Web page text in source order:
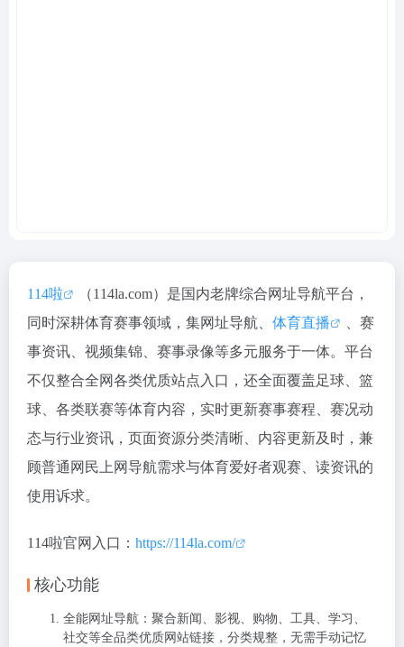
114啦
（114la.com）是国内老牌综合网址导航平台，
同时深耕体育赛事领域，集网址导航、 体育直播
、赛
事资讯、视频集锦、赛事录像等多元服务于一体。平台
不仅整合全网各类优质站点入口，还全面覆盖足球、篮
球、各类联赛等体育内容，实时更新赛事赛程、赛况动
态与行业资讯，页面资源分类清晰、内容更新及时，兼
顾普通网民上网导航需求与体育爱好者观赛、读资讯的
使用诉求。
114啦官网入口： https://114la.com/
核心功能
全能网址导航：聚合新闻、影视、购物、工具、学习、
社交等全品类优质网站链接，分类规整，无需手动记忆